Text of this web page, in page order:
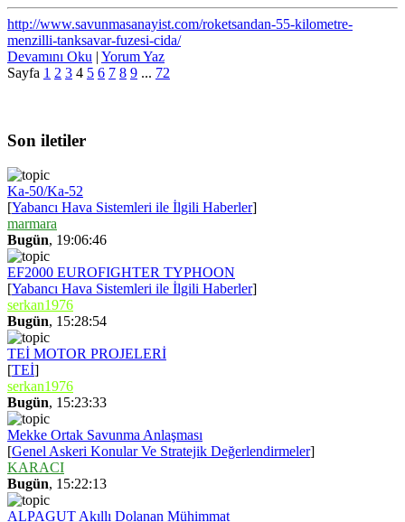
http://www.savunmasanayist.com/roketsandan-55-kilometre-
menzilli-tanksavar-fuzesi-cida/
Devamını Oku | Yorum Yaz
Sayfa 1 2 3 4 5 6 7 8 9 ... 72
Son iletiler
Ka-50/Ka-52
[Yabancı Hava Sistemleri ile İlgili Haberler]
marmara
Bugün, 19:06:46
EF2000 EUROFIGHTER TYPHOON
[Yabancı Hava Sistemleri ile İlgili Haberler]
serkan1976
Bugün, 15:28:54
TEİ MOTOR PROJELERİ
[TEİ]
serkan1976
Bugün, 15:23:33
Mekke Ortak Savunma Anlaşması
[Genel Askeri Konular Ve Stratejik Değerlendirmeler]
KARACI
Bugün, 15:22:13
ALPAGUT Akıllı Dolanan Mühimmat